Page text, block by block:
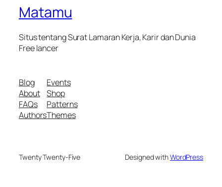
Matamu
Situs tentang Surat Lamaran Kerja, Karir dan Dunia
Free lancer
Blog
About
FAQs
Authors
Events
Shop
Patterns
Themes
Twenty Twenty-Five Designed withWordPress